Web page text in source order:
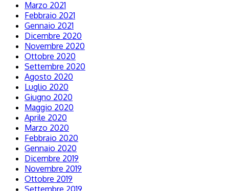
Marzo 2021
Febbraio 2021
Gennaio 2021
Dicembre 2020
Novembre 2020
Ottobre 2020
Settembre 2020
Agosto 2020
Luglio 2020
Giugno 2020
Maggio 2020
Aprile 2020
Marzo 2020
Febbraio 2020
Gennaio 2020
Dicembre 2019
Novembre 2019
Ottobre 2019